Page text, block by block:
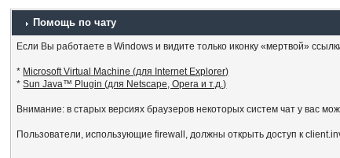
Помощь по чату
Если Вы работаете в Windows и видите только иконку «мертвой»
* Microsoft Virtual Machine (для Internet Explorer)
*Sun Java™ Plugin (для Netscape, Opera и т.д.)
Внимание: в старых версиях браузеров некоторых систем чат у вас
Пользователи, использующие firewall, должны открыть доступ к